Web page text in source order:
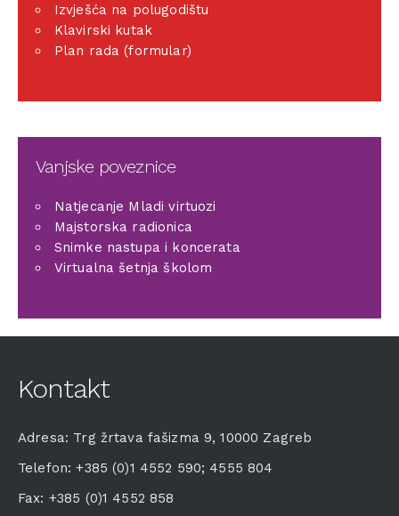
Izvješća na polugodištu
Klavirski kutak
Plan rada (formular)
Vanjske poveznice
Natjecanje Mladi virtuozi
Majstorska radionica
Snimke nastupa i koncerata
Virtualna šetnja školom
Kontakt
Adresa: Trg žrtava fašizma 9, 10000 Zagreb
Telefon: +385 (0)1 4552 590; 4555 804
Fax: +385 (0)1 4552 858